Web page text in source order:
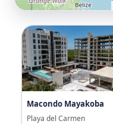
Macondo Mayakoba
Playa del Carmen